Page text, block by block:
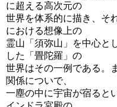
に超える高次元の
世界を体系的に描き、そ
における想像上の
霊山「須弥山」を中心と
した「畳陀羅」の
世界はその一例である。
関係についで、
一塵の中に宇宙が宿ると